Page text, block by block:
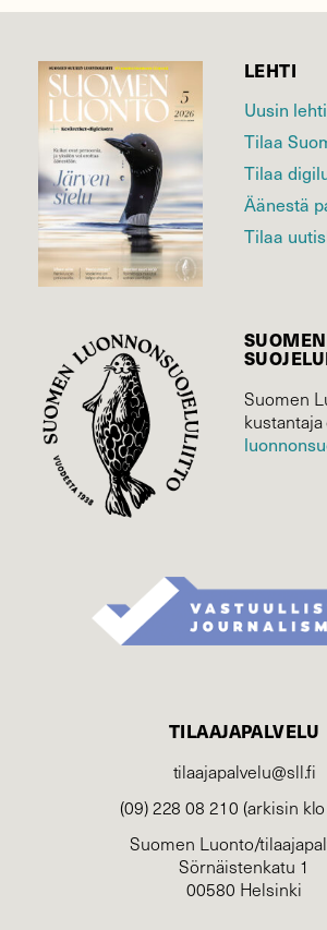
LEHTI
Uusin lehti
Tilaa
Tilaa
Äänestä
Tilaa
Suomen
TILAAJAPALVELU
tilaajapalvelu@sll.fi
(09) 228 08 210 (arkisin
Suomen Luonto/
Sörnäistenkatu 1
00580 Helsinki